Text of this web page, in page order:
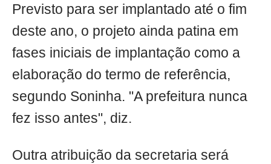
Previsto para ser implantado até o fim
deste ano, o projeto ainda patina em
fases iniciais de implantação como a
elaboração do termo de referência,
segundo Soninha. "A prefeitura nunca
fez isso antes", diz.
Outra atribuição da secretaria será